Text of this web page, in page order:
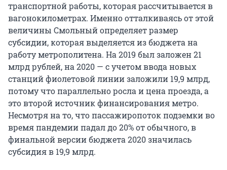
транспортной работы, которая рассчитывается в
вагонокилометрах. Именно отталкиваясь от этой
величины Смольный определяет размер
субсидии, которая выделяется из бюджета на
работу метрополитена. На 2019 был заложен 21
млрд рублей, на 2020 — с учетом ввода новых
станций фиолетовой линии заложили 19,9 млрд,
потому что параллельно росла и цена проезда, а
это второй источник финансирования метро.
Несмотря на то, что пассажиропоток подземки во
время пандемии падал до 20% от обычного, в
финальной версии бюджета 2020 значилась
субсидия в 19,9 млрд.